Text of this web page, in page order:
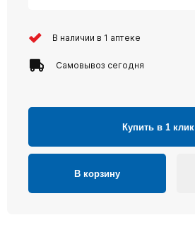
В наличии в 1 аптеке
Самовывоз сегодня
Купить в 1 клик
В корзину